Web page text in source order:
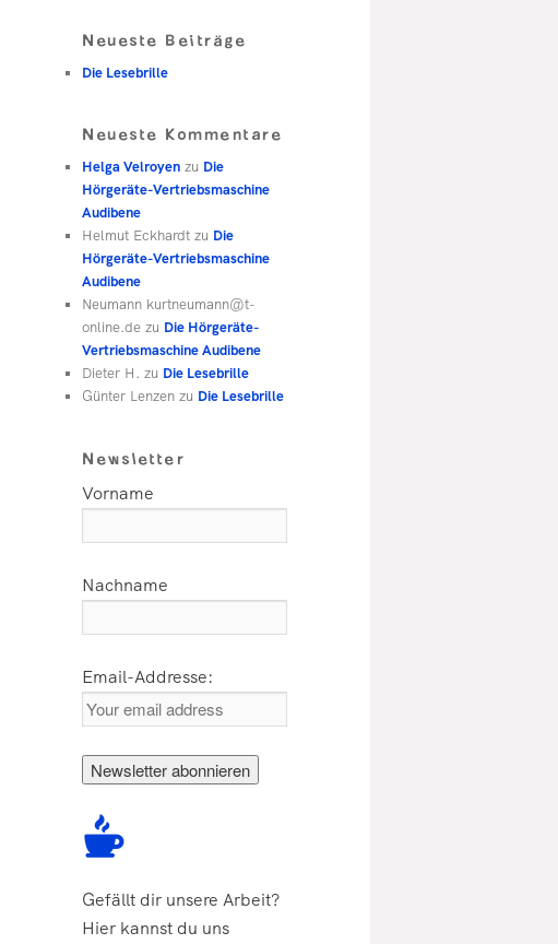
Neueste Beiträge
Die Lesebrille
Neueste Kommentare
Helga Velroyen zu Die
Hörgeräte-Vertriebsmaschine
Audibene
Helmut Eckhardt zu Die
Hörgeräte-Vertriebsmaschine
Audibene
Neumann kurtneumann@t-
online.de zu Die Hörgeräte-
Vertriebsmaschine Audibene
Dieter H. zu Die Lesebrille
Günter Lenzen zu Die Lesebrille
Newsletter
Vorname
Nachname
Email-Addresse:
Gefällt dir unsere Arbeit?
Hier kannst du uns